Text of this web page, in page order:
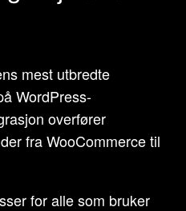
mest utbredte
WordPress-
overfører
fra WooCommerce til
for alle som bruker